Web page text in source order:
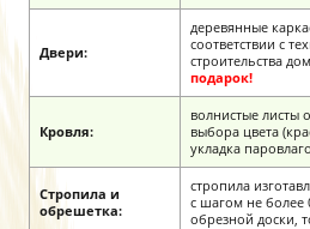
Двери:
деревянные
соответствии с
строительства
подарок!
Кровля:
волнистые листы
выбора цвета
укладка
Стропила и
обрешетка:
стропила
с шагом не более
обрезной доски,